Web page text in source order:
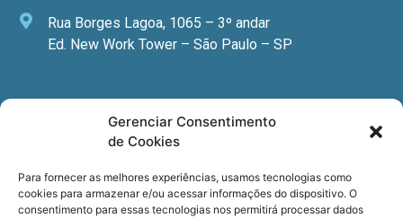
Gerenciar Consentimento
de Cookies
Para fornecer as melhores experiências, usamos tecnologias como
cookies para armazenar e/ou acessar informações do dispositivo. O
consentimento para essas tecnologias nos permitirá processar dados
Rua Borges Lagoa, 1065 – 3º andar
Ed. New Work Tower – São Paulo – SP
Newsletter
especializadas, cursos e eventos?
Registre seu email.